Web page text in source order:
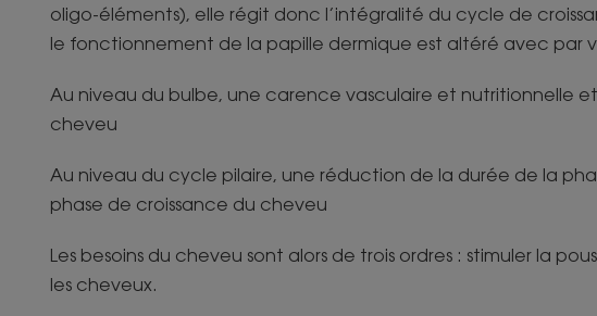
oligo-éléments), elle régit donc l’intégralité du cycle de
le fonctionnement de la papille dermique est altéré avec par
Au niveau du bulbe, une carence vasculaire et nutritionnelle
cheveu
Au niveau du cycle pilaire, une réduction de la durée de la
phase de croissance du cheveu
Les besoins du cheveu sont alors de trois ordres : stimuler la
les cheveux.